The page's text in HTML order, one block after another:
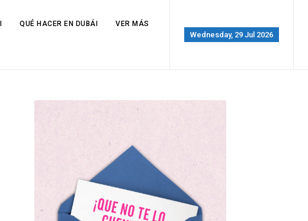
QUÉ HACER EN DUBÁI VER MÁS
Wednesday, 29 Jul 2026